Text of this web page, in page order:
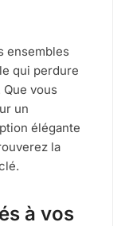
ensembles
qui perdure
vous
un
élégante
la
à vos